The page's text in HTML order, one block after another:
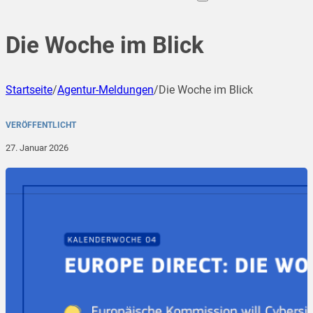
Die Woche im Blick
Startseite/Agentur-Meldungen/Die Woche im Blick
VERÖFFENTLICHT
27. Januar 2026